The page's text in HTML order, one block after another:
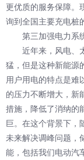
更优质的服务保障。
询到全国主要充电桩
第三加强电力系统
近年来，风电、太
猛，但是这种新能源
用户用电的特点是难
的压力不断增大，新
措施，降低了消纳的
巨。在这个背景下，
未来解决调峰问题，
能，包括我们电动汽